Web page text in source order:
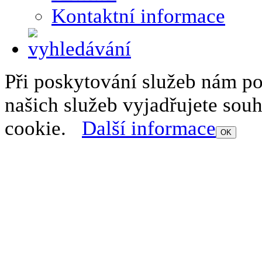
Kontaktní informace
Při poskytování služeb nám
našich služeb vyjadřujete
cookie. Další informace